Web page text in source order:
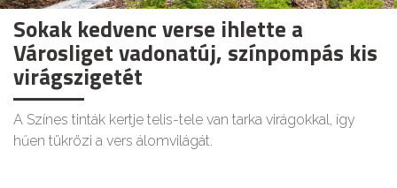
Sokak kedvenc verse ihlette a
Városliget vadonatúj, színpompás kis
virágszigetét
A Színes tinták kertje telis-tele van tarka virágokkal, így
hűen tükrözi a vers álomvilágát.